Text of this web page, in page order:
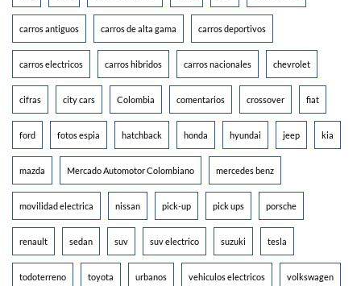
carros antiguos carros de alta gama carros deportivos
carros electricos carros hibridos carros nacionales chevrolet
cifras city cars Colombia comentarios crossover fiat
ford fotos espia hatchback honda hyundai jeep kia
mazda Mercado Automotor Colombiano mercedes benz
movilidad electrica nissan pick-up pick ups porsche
renault sedan suv suv electrico suzuki tesla
todoterreno toyota urbanos vehiculos electricos volkswagen